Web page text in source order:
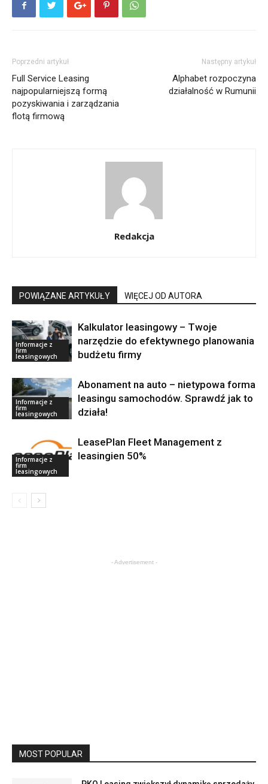
Poprzedni artykuł
Full Service Leasing
najpopularniejszą formą
pozyskiwania i zarządzania
flotą firmową
Następny artykuł
Alphabet rozpoczyna
działalność w Rumunii
Redakcja
POWIĄZANE ARTYKUŁY WIĘCEJ OD AUTORA
Informacje z
firm
leasingowych
Kalkulator leasingowy – Twoje
narzędzie do efektywnego planowania
budżetu firmy
Informacje z
firm
leasingowych
Abonament na auto – nietypowa forma
leasingu samochodów. Sprawdź jak to
działa!
Informacje z
firm
leasingowych
LeasePlan Fleet Management z
leasingien 50%
- Advertisement -
MOST POPULAR